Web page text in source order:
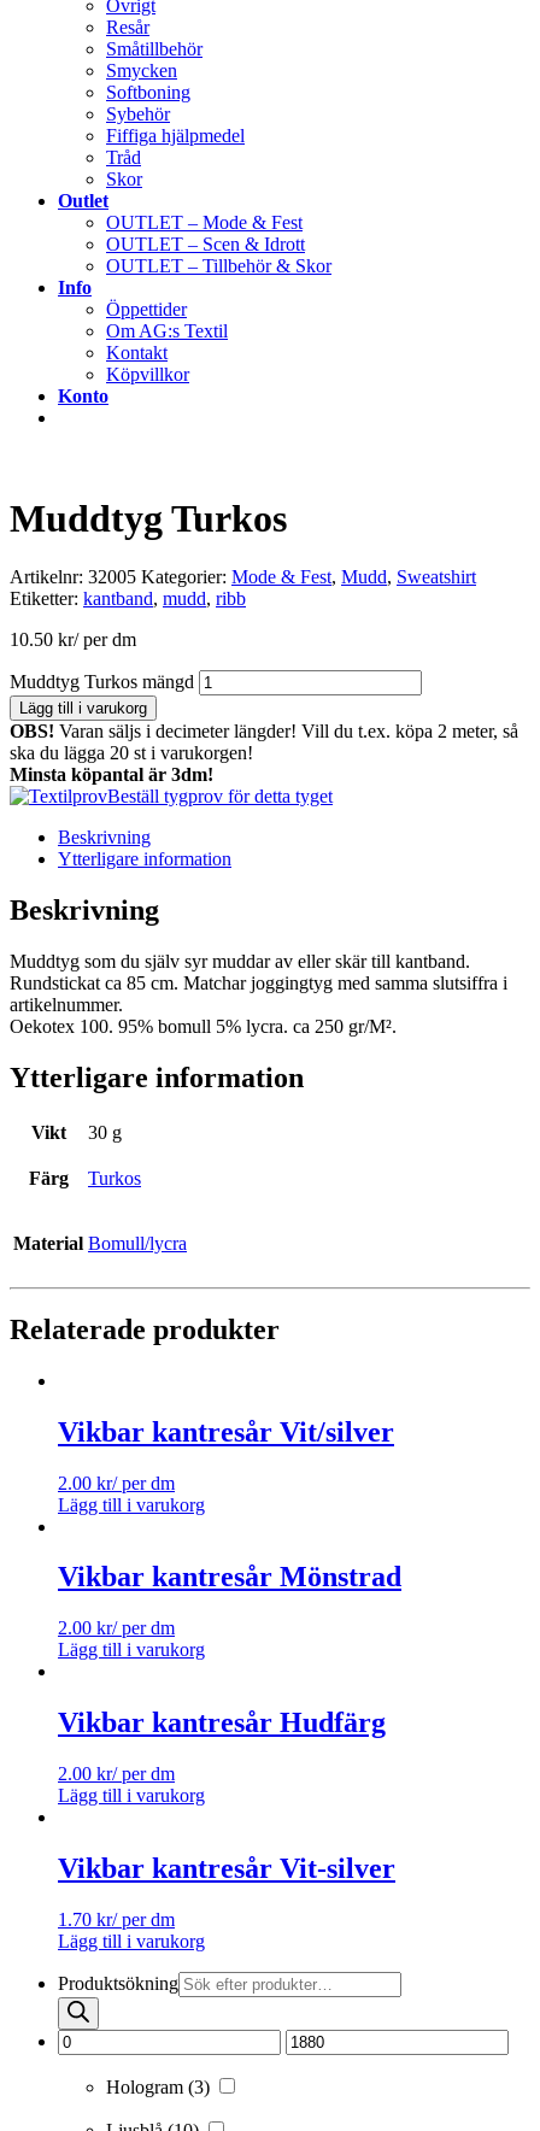
Övrigt
Resår
Småtillbehör
Smycken
Softboning
Sybehör
Fiffiga hjälpmedel
Tråd
Skor
Outlet
OUTLET – Mode & Fest
OUTLET – Scen & Idrott
OUTLET – Tillbehör & Skor
Info
Öppettider
Om AG:s Textil
Kontakt
Köpvillkor
Konto
Muddtyg Turkos
Artikelnr: 32005 Kategorier: Mode & Fest, Mudd, Sweatshirt
Etiketter: kantband, mudd, ribb
10.50 kr/ per dm
Muddtyg Turkos mängd
Lägg till i varukorg
OBS! Varan säljs i decimeter längder! Vill du t.ex. köpa 2 meter, så
ska du lägga 20 st i varukorgen!
Minsta köpantal är 3dm!
Beställ tygprov för detta tyget
Beskrivning
Ytterligare information
Beskrivning
Muddtyg som du själv syr muddar av eller skär till kantband.
Rundstickat ca 85 cm. Matchar joggingtyg med samma slutsiffra i
artikelnummer.
Oekotex 100. 95% bomull 5% lycra. ca 250 gr/M².
Ytterligare information
Vikt 30 g
Färg Turkos
Material Bomull/lycra
Relaterade produkter
Vikbar kantresår Vit/silver
2.00 kr/ per dm
Lägg till i varukorg
Vikbar kantresår Mönstrad
2.00 kr/ per dm
Lägg till i varukorg
Vikbar kantresår Hudfärg
2.00 kr/ per dm
Lägg till i varukorg
Vikbar kantresår Vit-silver
1.70 kr/ per dm
Lägg till i varukorg
Produktsökning
Hologram (3)